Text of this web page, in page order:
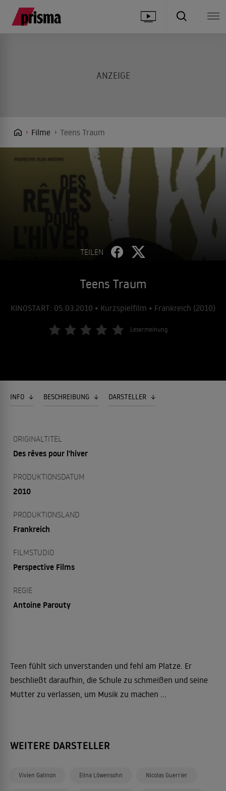
Filme Teens Traum
TEILEN
Teens Traum
KINOSTART: 05.03.2010 • Kurzspielfilm • Frankreich (2010)
Lesermeinung
INFO BESCHREIBUNG DARSTELLER
ORIGINALTITEL
Des rêves pour l'hiver
PRODUKTIONSDATUM
2010
PRODUKTIONSLAND
Frankreich
FILMSTUDIO
Perspective Films
REGIE
Antoine Parouty
Teen fühlt sich unverstanden und fehl am Platze. Er
beschließt daraufhin, die Schule zu schmeißen und seine
Mutter zu verlassen, um Musik zu machen ...
WEITERE DARSTELLER
Vivien Galinon Elina Löwensohn Nicolas Guerrier